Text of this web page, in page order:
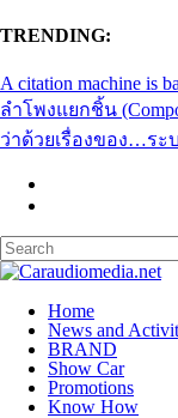
TRENDING:
A citation machine is
ลำโพงแยกชิ้น
ว่าด้วยเรื่องของ…ระ
Home
News and
BRAND
Show Car
Promotions
Know How